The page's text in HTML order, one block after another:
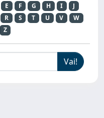
E F G H I
J
R S T U V
W
Z